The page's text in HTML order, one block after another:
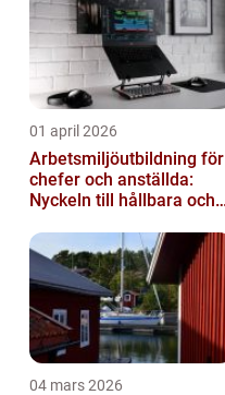
01 april 2026
Arbetsmiljöutbildning för
chefer och anställda:
Nyckeln till hållbara och
04 mars 2026